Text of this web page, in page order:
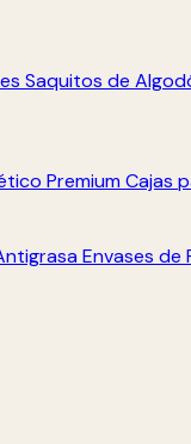
Saquitos de
Premium Cajas
Envases de